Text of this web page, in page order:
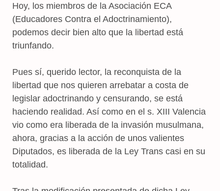
Hoy, los miembros de la Asociación ECA
(Educadores Contra el Adoctrinamiento),
podemos decir bien alto que la libertad está
triunfando.
Pues sí, querido lector, la reconquista de la
libertad que nos quieren arrebatar a costa de
legislar adoctrinando y censurando, se está
haciendo realidad. Así como en el s. XIII Valencia
vio como era liberada de la invasión musulmana,
ahora, gracias a la acción de unos valientes
Diputados, es liberada de la Ley Trans casi en su
totalidad.